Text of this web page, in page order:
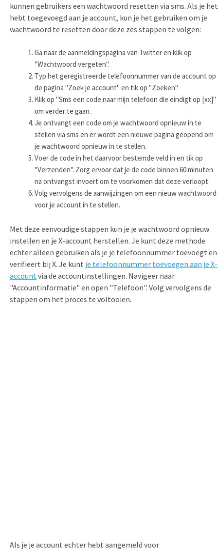
kunnen gebruikers een wachtwoord resetten via sms. Als je het
hebt toegevoegd aan je account, kun je het gebruiken om je
wachtwoord te resetten door deze zes stappen te volgen:
Ga naar de aanmeldingspagina van Twitter en klik op
"Wachtwoord vergeten".
Typ het geregistreerde telefoonnummer van de account op
de pagina "Zoek je account" en tik op "Zoeken".
Klik op "Sms een code naar mijn telefoon die eindigt op [xx]"
om verder te gaan.
Je ontvangt een code om je wachtwoord opnieuw in te
stellen via sms en er wordt een nieuwe pagina geopend om
je wachtwoord opnieuw in te stellen.
Voer de code in het daarvoor bestemde veld in en tik op
"Verzenden". Zorg ervoor dat je de code binnen 60 minuten
na ontvangst invoert om te voorkomen dat deze verloopt.
Volg vervolgens de aanwijzingen om een nieuw wachtwoord
voor je account in te stellen.
Met deze eenvoudige stappen kun je je wachtwoord opnieuw
instellen en je X-account herstellen. Je kunt deze methode
echter alleen gebruiken als je je telefoonnummer toevoegt en
verifieert bij X. Je kunt je telefoonnummer toevoegen aan je X-
accountvia de accountinstellingen. Navigeer naar
"Accountinformatie" en open "Telefoon". Volg vervolgens de
stappen om het proces te voltooien.
Als je je account echter hebt aangemeld voor